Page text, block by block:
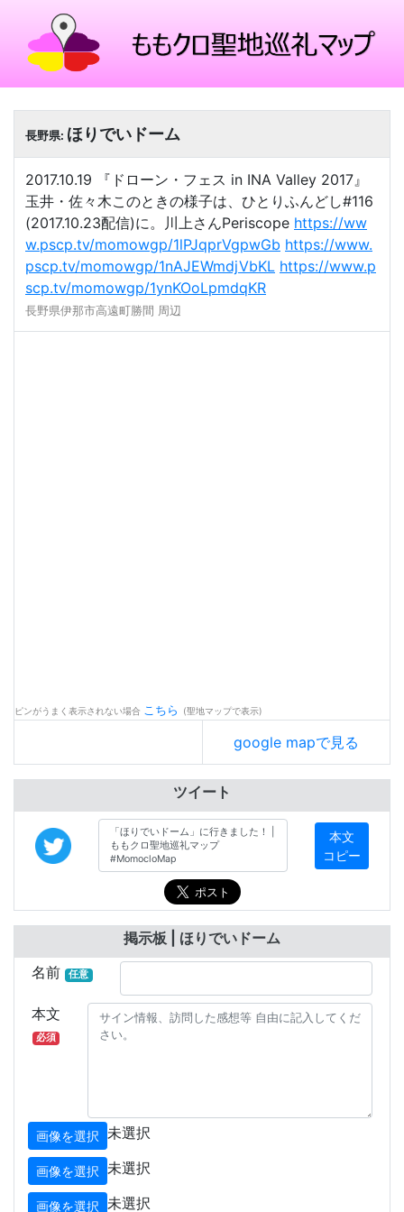
長野県: ほりでいドーム
2017.10.19 『ドローン・フェス in INA Valley 2017』
玉井・佐々木このときの様子は、ひとりふんどし#116
(2017.10.23配信)に。川上さんPeriscope https://ww
w.pscp.tv/momowgp/1lPJqprVgpwGb https://www.
pscp.tv/momowgp/1nAJEWmdjVbKL https://www.p
scp.tv/momowgp/1ynKOoLpmdqKR
長野県伊那市高遠町勝間 周辺
ピンがうまく表示されない場合 こちら (聖地マップで表示)
google mapで見る
ツイート
本文
コピー
掲示板 | ほりでいドーム
名前
任意
本文
必須
画像を選択 未選択
画像を選択 未選択
画像を選択 未選択